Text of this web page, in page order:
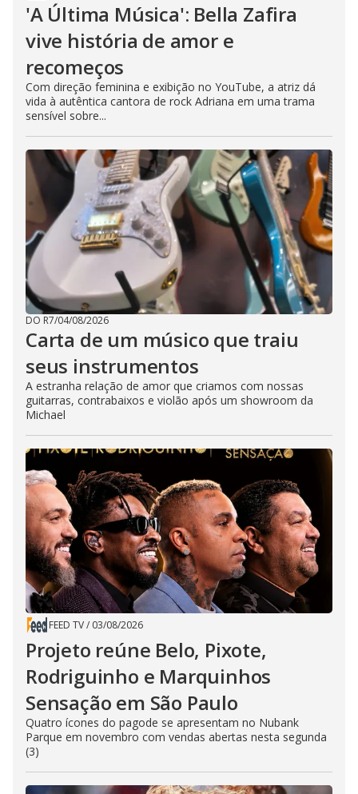
'A Última Música': Bella Zafira
vive história de amor e
recomeços
Com direção feminina e exibição no YouTube, a atriz dá
vida à autêntica cantora de rock Adriana em uma trama
sensível sobre...
DO R7/04/08/2026
Carta de um músico que traiu
seus instrumentos
A estranha relação de amor que criamos com nossas
guitarras, contrabaixos e violão após um showroom da
Michael
FEED TV/ 03/08/2026
Projeto reúne Belo, Pixote,
Rodriguinho e Marquinhos
Sensação em São Paulo
Quatro ícones do pagode se apresentam no Nubank
Parque em novembro com vendas abertas nesta segunda
(3)